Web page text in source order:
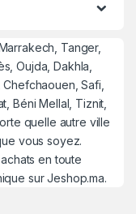
Tanger,
Oujda, Dakhla,
Safi,
Béni Mellal, Tiznit,
quelle autre ville
vous soyez.
en toute
sur Jeshop.ma.